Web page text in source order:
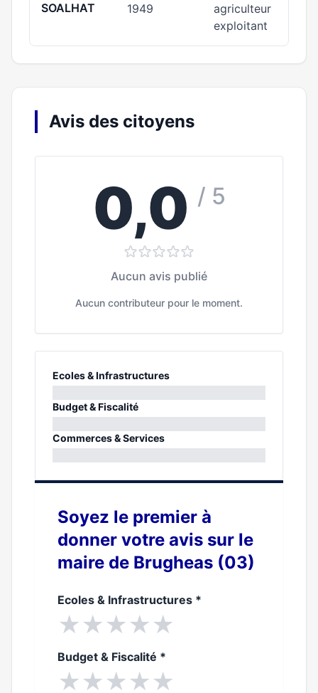
SOALHAT
1949
agriculteur
exploitant
Avis des citoyens
0,0 / 5
Aucun avis publié
Aucun contributeur pour le moment.
Ecoles & Infrastructures
0%
Budget & Fiscalité
0%
Commerces & Services
Soyez le premier à
donner votre avis sur le
maire de Brugheas (03)
Ecoles & Infrastructures *
★★★★★
Budget & Fiscalité *
★★★★★